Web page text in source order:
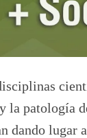
patología
lugar